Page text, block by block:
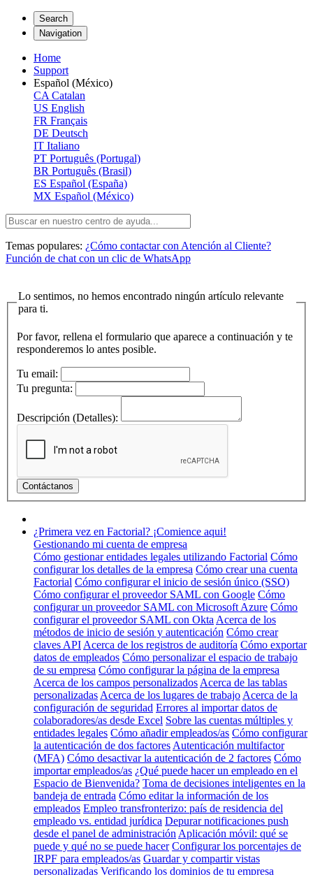
Search
Navigation
Home
Support
Español (México)
CA Catalan
US English
FR Français
DE Deutsch
IT Italiano
PT Português (Portugal)
BR Português (Brasil)
ES Español (España)
MX Español (México)
Temas populares: ¿Cómo contactar con Atención al Cliente?
Función de chat con un clic de WhatsApp
Lo sentimos, no hemos encontrado ningún artículo relevante
para ti.
Por favor, rellena el formulario que aparece a continuación y te
responderemos lo antes posible.
Tu email:
Tu pregunta:
Descripción (Detalles):
¿Primera vez en Factorial? ¡Comience aqui!
Gestionando mi cuenta de empresa
Cómo gestionar entidades legales utilizando Factorial Cómo
configurar los detalles de la empresa Cómo crear una cuenta
Factorial Cómo configurar el inicio de sesión único (SSO)
Cómo configurar el proveedor SAML con Google Cómo
configurar un proveedor SAML con Microsoft Azure Cómo
configurar el proveedor SAML con Okta Acerca de los
métodos de inicio de sesión y autenticación Cómo crear
claves API Acerca de los registros de auditoría Cómo exportar
datos de empleados Cómo personalizar el espacio de trabajo
de su empresa Cómo configurar la página de la empresa
Acerca de los campos personalizados Acerca de las tablas
personalizadas Acerca de los lugares de trabajo Acerca de la
configuración de seguridad Errores al importar datos de
colaboradores/as desde Excel Sobre las cuentas múltiples y
entidades legales Cómo añadir empleados/as Cómo configurar
la autenticación de dos factores Autenticación multifactor
(MFA) Cómo desactivar la autenticación de 2 factores Cómo
importar empleados/as ¿Qué puede hacer un empleado en el
Espacio de Bienvenida? Toma de decisiones inteligentes en la
bandeja de entrada Cómo editar la información de los
empleados Empleo transfronterizo: país de residencia del
empleado vs. entidad jurídica Depurar notificaciones push
desde el panel de administración Aplicación móvil: qué se
puede y qué no se puede hacer Configurar los porcentajes de
IRPF para empleados/as Guardar y compartir vistas
personalizadas Verificando los dominios de tu empresa